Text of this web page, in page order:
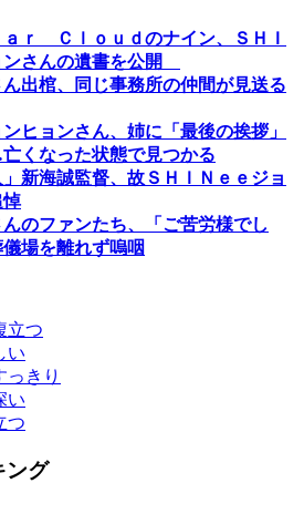
ｒ Ｃｌｏｕｄのナイン、ＳＨＩ
ンさんの遺書を公開
出棺、同じ事務所の仲間が見送る
ヒョンさん、姉に「最後の挨拶」
くなった状態で見つかる
」新海誠監督、故ＳＨＩＮｅｅジョ
悼
のファンたち、「ご苦労様でし
場を離れず嗚咽
立つ
い
っきり
い
つ
ング